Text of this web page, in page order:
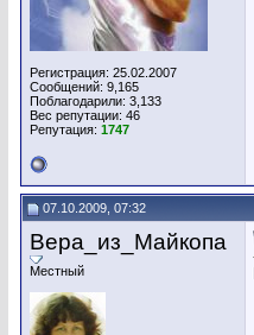
Регистрация: 25.02.2007
Сообщений: 9,165
Поблагодарили: 3,133
Вес репутации: 46
Репутация: 1747
07.10.2009, 07:32
Вера_из_Майкопа
Местный